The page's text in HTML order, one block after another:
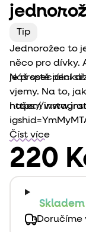
Tip
Jednorožec to
něco pro dívky.
je prostě pecka!
Náš speciální
vjemy. Na to,
našem
https://
Číst více
220
Skladem
Doručíme